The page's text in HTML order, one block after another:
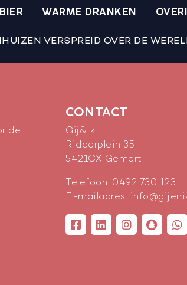
BIER WARME DRANKEN
VERSPREID OVER DE
de
CONTACT
Gij&Ik
Ridderplein 35
5421CX Gemert
Telefoon: 0492 730 123
E-mailadres: